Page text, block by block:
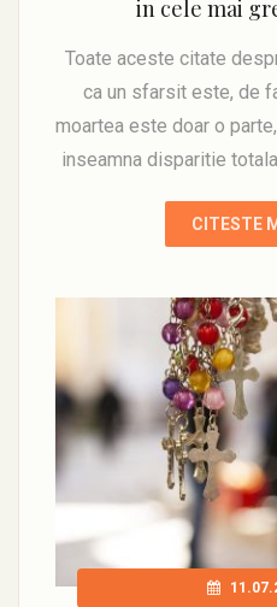
in cele mai
Toate aceste citate
ca un sfarsit este, de
moartea este doar o
inseamna disparitie
CITESTE